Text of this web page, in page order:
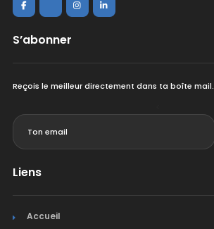
S’abonner
Reçois le meilleur directement dans ta boîte mail.
Liens
Accueil